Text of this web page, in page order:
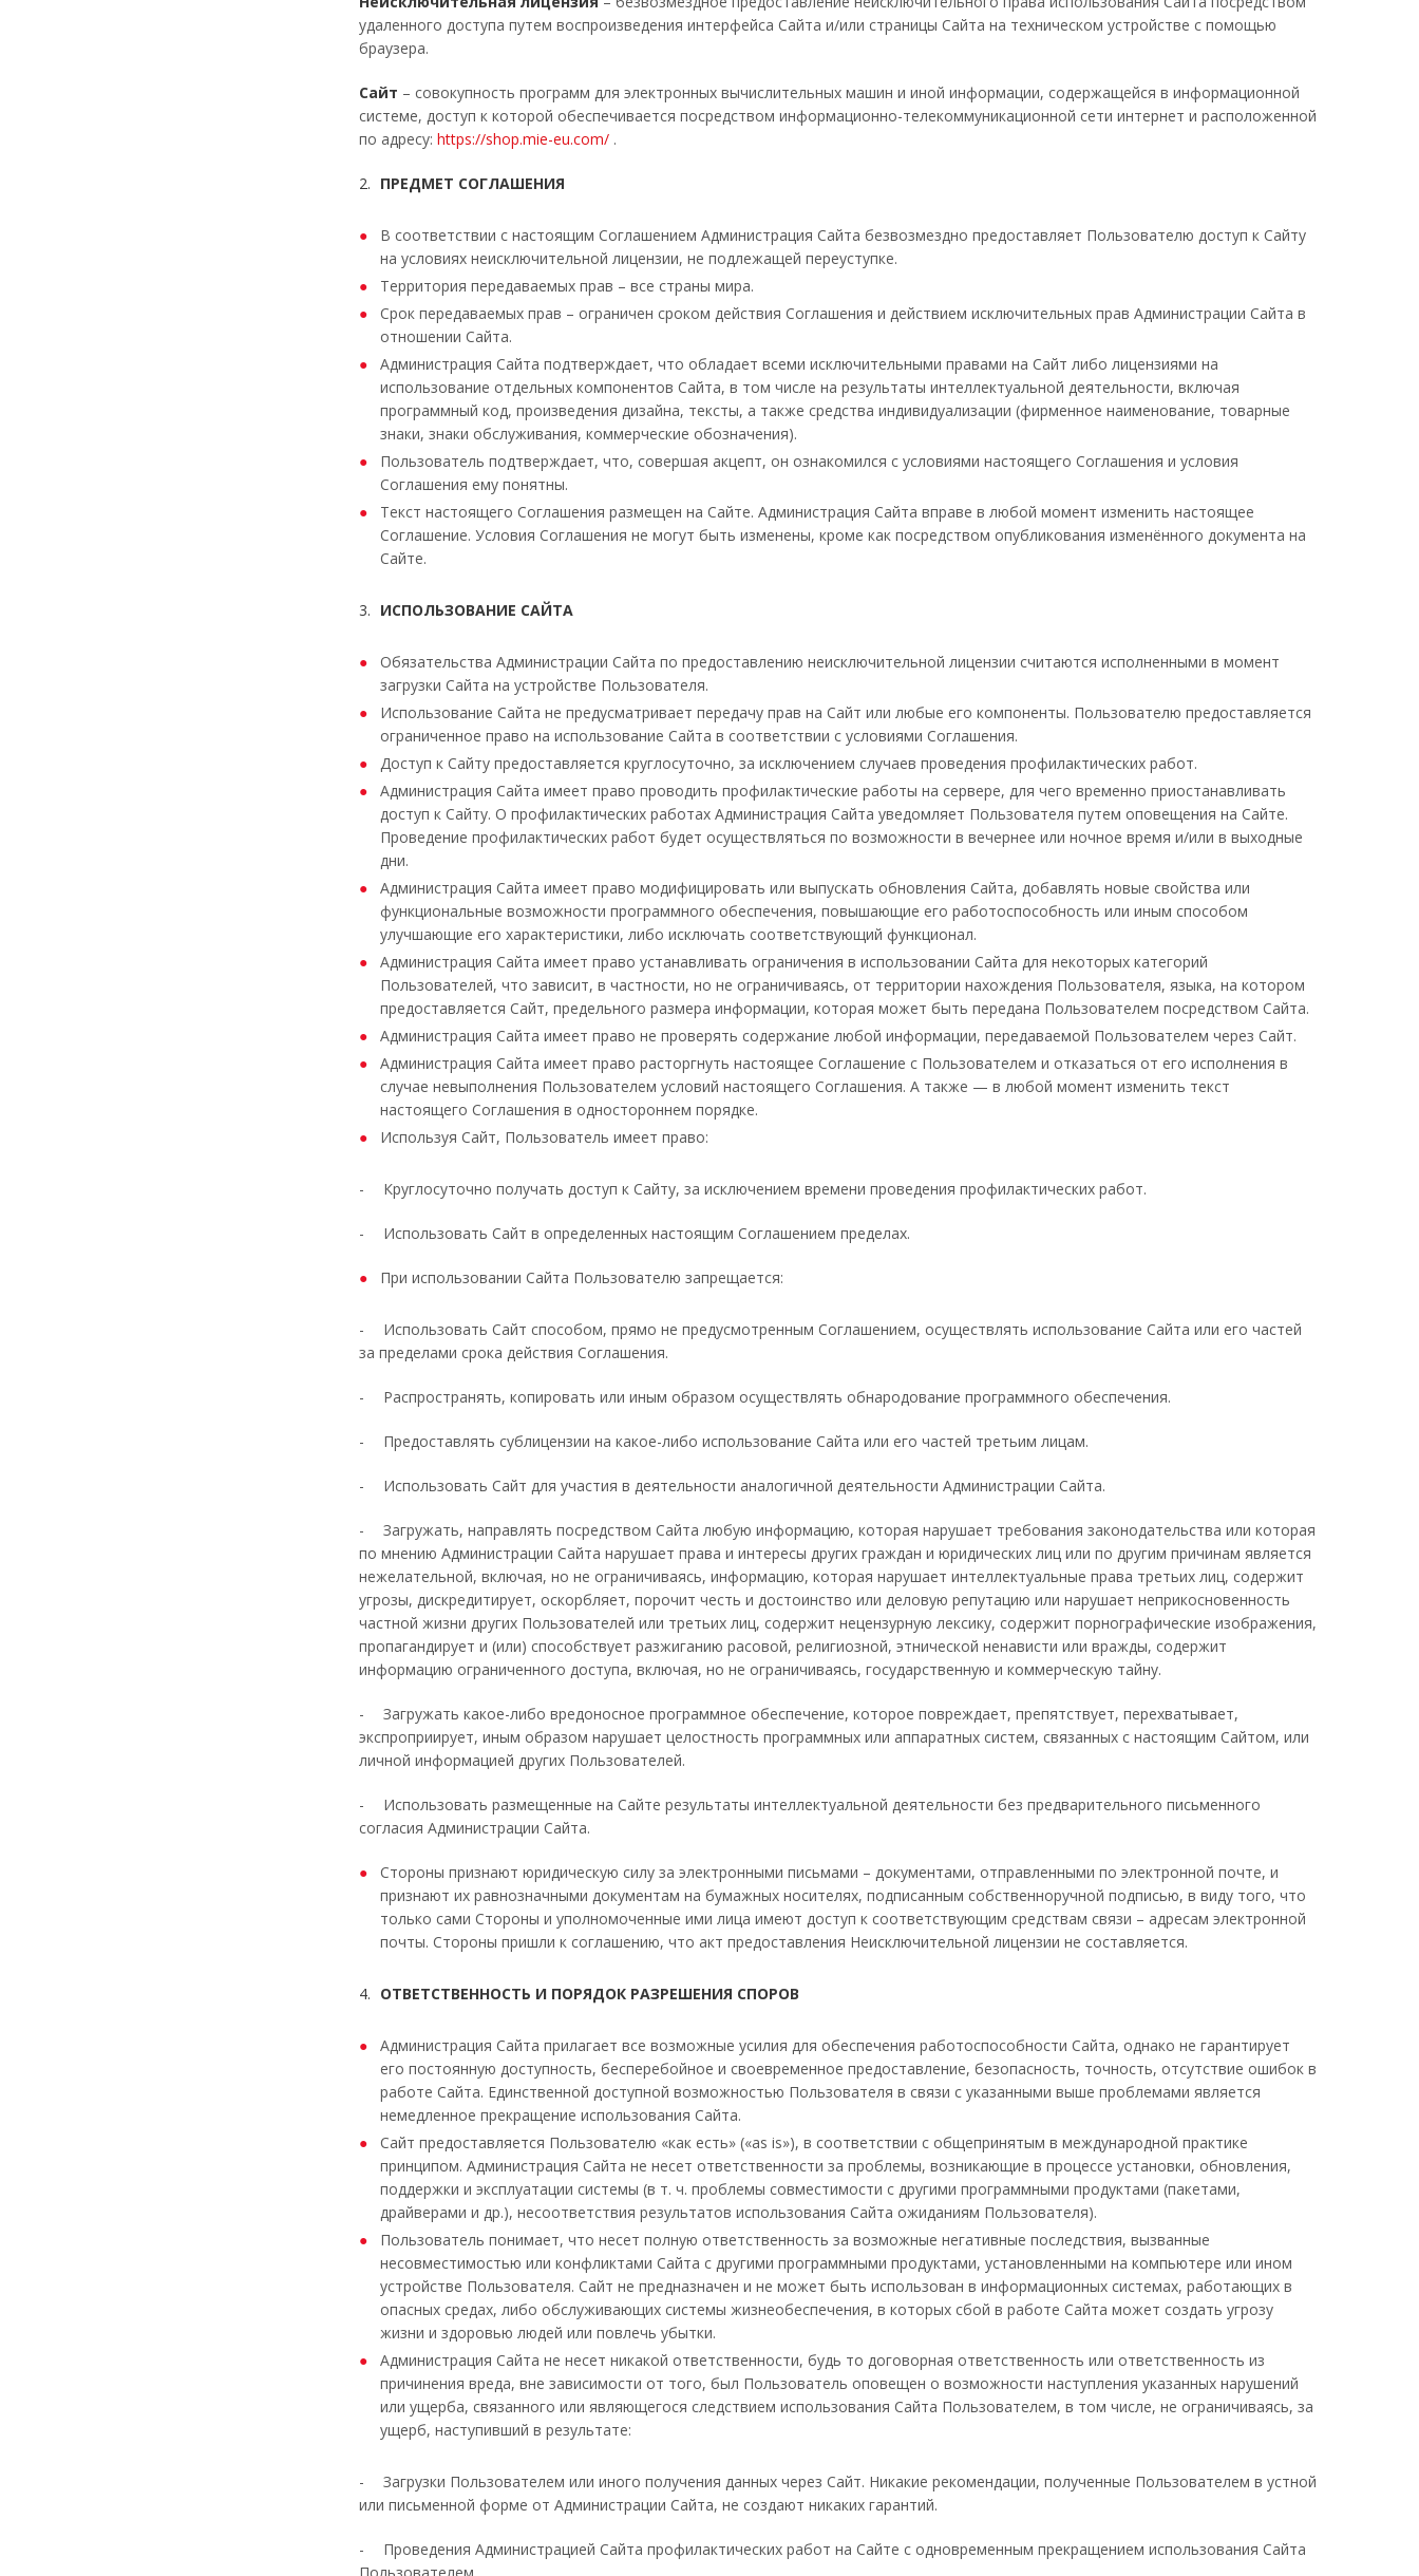
удаленного доступа путем воспроизведения интерфейса Сайта и/или страницы Сайта на техническом устройстве с помощью
браузера.
Сайт – совокупность программ для электронных вычислительных машин и иной информации, содержащейся в информационной
системе, доступ к которой обеспечивается посредством информационно-телекоммуникационной сети интернет и расположенной
по адресу: https://shop.mie-eu.com/ .
ПРЕДМЕТ СОГЛАШЕНИЯ
В соответствии с настоящим Соглашением Администрация Сайта безвозмездно предоставляет Пользователю доступ к Сайту
на условиях неисключительной лицензии, не подлежащей переуступке.
Территория передаваемых прав – все страны мира.
Срок передаваемых прав – ограничен сроком действия Соглашения и действием исключительных прав Администрации Сайта в
отношении Сайта.
Администрация Сайта подтверждает, что обладает всеми исключительными правами на Сайт либо лицензиями на
использование отдельных компонентов Сайта, в том числе на результаты интеллектуальной деятельности, включая
программный код, произведения дизайна, тексты, а также средства индивидуализации (фирменное наименование, товарные
знаки, знаки обслуживания, коммерческие обозначения).
Пользователь подтверждает, что, совершая акцепт, он ознакомился с условиями настоящего Соглашения и условия
Соглашения ему понятны.
Текст настоящего Соглашения размещен на Сайте. Администрация Сайта вправе в любой момент изменить настоящее
Соглашение. Условия Соглашения не могут быть изменены, кроме как посредством опубликования изменённого документа на
Сайте.
ИСПОЛЬЗОВАНИЕ САЙТА
Обязательства Администрации Сайта по предоставлению неисключительной лицензии считаются исполненными в момент
загрузки Сайта на устройстве Пользователя.
Использование Сайта не предусматривает передачу прав на Сайт или любые его компоненты. Пользователю предоставляется
ограниченное право на использование Сайта в соответствии с условиями Соглашения.
Доступ к Сайту предоставляется круглосуточно, за исключением случаев проведения профилактических работ.
Администрация Сайта имеет право проводить профилактические работы на сервере, для чего временно приостанавливать
доступ к Сайту. О профилактических работах Администрация Сайта уведомляет Пользователя путем оповещения на Сайте.
Проведение профилактических работ будет осуществляться по возможности в вечернее или ночное время и/или в выходные
дни.
Администрация Сайта имеет право модифицировать или выпускать обновления Сайта, добавлять новые свойства или
функциональные возможности программного обеспечения, повышающие его работоспособность или иным способом
улучшающие его характеристики, либо исключать соответствующий функционал.
Администрация Сайта имеет право устанавливать ограничения в использовании Сайта для некоторых категорий
Пользователей, что зависит, в частности, но не ограничиваясь, от территории нахождения Пользователя, языка, на котором
предоставляется Сайт, предельного размера информации, которая может быть передана Пользователем посредством Сайта.
Администрация Сайта имеет право не проверять содержание любой информации, передаваемой Пользователем через Сайт.
Администрация Сайта имеет право расторгнуть настоящее Соглашение с Пользователем и отказаться от его исполнения в
случае невыполнения Пользователем условий настоящего Соглашения. А также — в любой момент изменить текст
настоящего Соглашения в одностороннем порядке.
Используя Сайт, Пользователь имеет право:
- Круглосуточно получать доступ к Сайту, за исключением времени проведения профилактических работ.
- Использовать Сайт в определенных настоящим Соглашением пределах.
При использовании Сайта Пользователю запрещается:
-
Использовать Сайт способом, прямо не предусмотренным Соглашением, осуществлять использование Сайта или его частей
за пределами срока действия Соглашения.
- Распространять, копировать или иным образом осуществлять обнародование программного обеспечения.
- Предоставлять сублицензии на какое-либо использование Сайта или его частей третьим лицам.
- Использовать Сайт для участия в деятельности аналогичной деятельности Администрации Сайта.
-
Загружать, направлять посредством Сайта любую информацию, которая нарушает требования законодательства или которая
по мнению Администрации Сайта нарушает права и интересы других граждан и юридических лиц или по другим причинам является
нежелательной, включая, но не ограничиваясь, информацию, которая нарушает интеллектуальные права третьих лиц, содержит
угрозы, дискредитирует, оскорбляет, порочит честь и достоинство или деловую репутацию или нарушает неприкосновенность
частной жизни других Пользователей или третьих лиц, содержит нецензурную лексику, содержит порнографические изображения,
пропагандирует и (или) способствует разжиганию расовой, религиозной, этнической ненависти или вражды, содержит
информацию ограниченного доступа, включая, но не ограничиваясь, государственную и коммерческую тайну.
-
Загружать какое-либо вредоносное программное обеспечение, которое повреждает, препятствует, перехватывает,
экспроприирует, иным образом нарушает целостность программных или аппаратных систем, связанных с настоящим Сайтом, или
личной информацией других Пользователей.
-
Использовать размещенные на Сайте результаты интеллектуальной деятельности без предварительного письменного
согласия Администрации Сайта.
Стороны признают юридическую силу за электронными письмами – документами, отправленными по электронной почте, и
признают их равнозначными документам на бумажных носителях, подписанным собственноручной подписью, в виду того, что
только сами Стороны и уполномоченные ими лица имеют доступ к соответствующим средствам связи – адресам электронной
почты. Стороны пришли к соглашению, что акт предоставления Неисключительной лицензии не составляется.
ОТВЕТСТВЕННОСТЬ И ПОРЯДОК РАЗРЕШЕНИЯ СПОРОВ
Администрация Сайта прилагает все возможные усилия для обеспечения работоспособности Сайта, однако не гарантирует
его постоянную доступность, бесперебойное и своевременное предоставление, безопасность, точность, отсутствие ошибок в
работе Сайта. Единственной доступной возможностью Пользователя в связи с указанными выше проблемами является
немедленное прекращение использования Сайта.
Сайт предоставляется Пользователю «как есть» («as is»), в соответствии с общепринятым в международной практике
принципом. Администрация Сайта не несет ответственности за проблемы, возникающие в процессе установки, обновления,
поддержки и эксплуатации системы (в т. ч. проблемы совместимости с другими программными продуктами (пакетами,
драйверами и др.), несоответствия результатов использования Сайта ожиданиям Пользователя).
Пользователь понимает, что несет полную ответственность за возможные негативные последствия, вызванные
несовместимостью или конфликтами Сайта с другими программными продуктами, установленными на компьютере или ином
устройстве Пользователя. Сайт не предназначен и не может быть использован в информационных системах, работающих в
опасных средах, либо обслуживающих системы жизнеобеспечения, в которых сбой в работе Сайта может создать угрозу
жизни и здоровью людей или повлечь убытки.
Администрация Сайта не несет никакой ответственности, будь то договорная ответственность или ответственность из
причинения вреда, вне зависимости от того, был Пользователь оповещен о возможности наступления указанных нарушений
или ущерба, связанного или являющегося следствием использования Сайта Пользователем, в том числе, не ограничиваясь, за
ущерб, наступивший в результате:
-
Загрузки Пользователем или иного получения данных через Сайт. Никакие рекомендации, полученные Пользователем в устной
или письменной форме от Администрации Сайта, не создают никаких гарантий.
-
Проведения Администрацией Сайта профилактических работ на Сайте с одновременным прекращением использования Сайта